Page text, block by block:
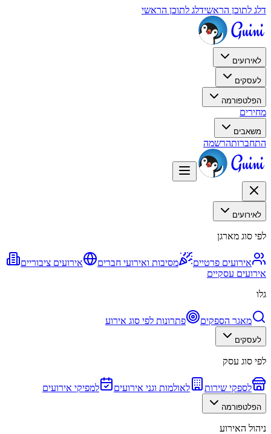
דלג לתוכן הראשידלג לתוכן הראשי
לאירועים
לעסקים
הפלטפורמה
מחירים
משאבים
התחברותהרשמה
לאירועים
לפי סוג מארגן
אירועים פרטיים מסיבות ואירועי חברים
אירועים ציבוריים
אירועים עסקיים
גלו
מאגר הספקים פתרונות לפי סוג אירוע
לעסקים
לפי סוג עסק
לספקי שירות לאולמות וגני אירועים למפיקי אירועים
הפלטפורמה
ניהול האירוע